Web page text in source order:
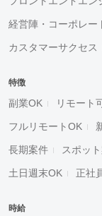
経営陣・コーポレー
カスタマーサクセス
特徴
副業OK リモート
フルリモートOK
長期案件 スポッ
土日週末OK 正社
時給